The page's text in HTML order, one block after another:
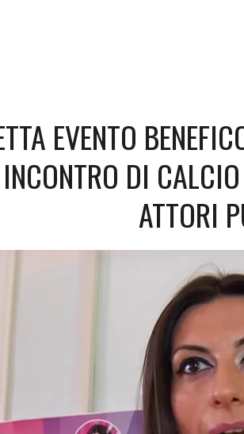
EVENTO
DI
ATTORI